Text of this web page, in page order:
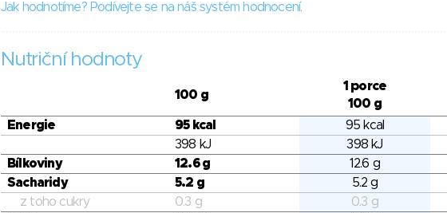
Jak hodnotíme? Podívejte se na náš systém hodnocení.
Nutriční hodnoty
100 g
1 porce
100 g
Energie 95 kcal 95 kcal
398 kJ
398 kJ
Bílkoviny
12.6 g 12.6 g
Sacharidy
5.2 g 5.2 g
z toho cukry
0.3 g
0.3 g